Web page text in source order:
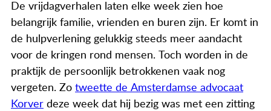
Voor wie
Resultaten
Meedoen
Actueel
De vrijdagverhalen laten elke week zien hoe
belangrijk familie, vrienden en buren zijn. Er komt in
de hulpverlening gelukkig steeds meer aandacht
voor de kringen rond mensen. Toch worden in de
praktijk de persoonlijk betrokkenen vaak nog
vergeten. Zo tweette de Amsterdamse advocaat
Korver deze week dat hij bezig was met een zitting